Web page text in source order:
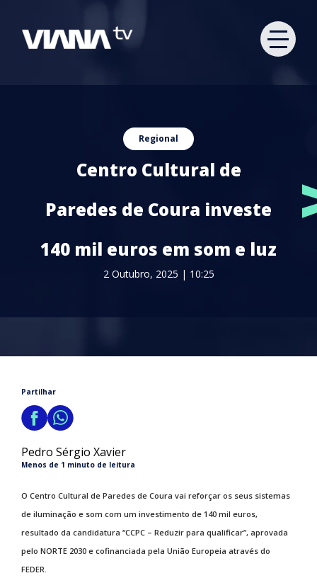
Regional
Centro Cultural de
Paredes de Coura investe
140 mil euros em som e luz
2 Outubro, 2025 | 10:25
Partilhar
Pedro Sérgio Xavier
Menos de 1 minuto de leitura
O Centro Cultural de Paredes de Coura vai reforçar os seus sistemas
de iluminação e som com um investimento de 140 mil euros,
resultado da candidatura “CCPC – Reduzir para qualificar”, aprovada
pelo NORTE 2030 e cofinanciada pela União Europeia através do
FEDER.